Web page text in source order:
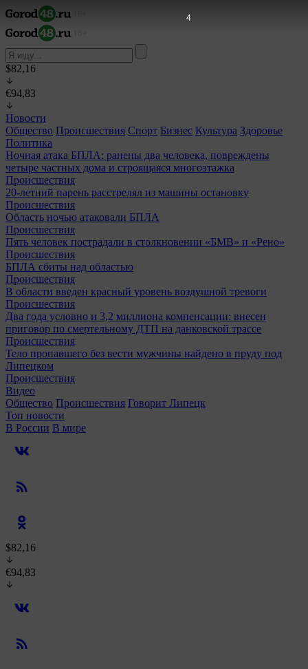
$82,16
€94,83
Новости
Общество Происшествия Спорт Бизнес Культура Здоровье
Политика
Ночная атака БПЛА: ранены два человека, повреждены
четыре частных дома и строящаяся многоэтажка
Происшествия
20-летний парень расстрелял из машины остановку
Происшествия
Область ночью атаковали БПЛА
Происшествия
Пять человек пострадали в столкновении «БМВ» и «Рено»
Происшествия
БПЛА сбиты над областью
Происшествия
В области введен красный уровень воздушной тревоги
Происшествия
Два года условно и 3,2 миллиона компенсации: внесен
приговор по смертельному ДТП на данковской трассе
Происшествия
Тело пропавшего без вести мужчины найдено в пруду под
Липецком
Происшествия
Видео
Общество Происшествия Говорит Липецк
Топ новости
В России В мире
$82,16
€94,83
2